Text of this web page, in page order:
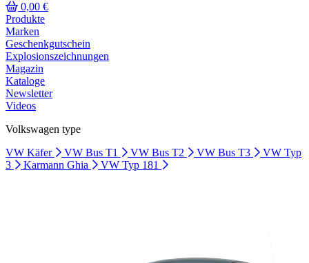
0,00 €
Produkte
Marken
Geschenkgutschein
Explosionszeichnungen
Magazin
Kataloge
Newsletter
Videos
Volkswagen type
VW Käfer
VW Bus T1 VW Bus T2 VW Bus T3
VW Typ
3
Karmann Ghia VW Typ 181